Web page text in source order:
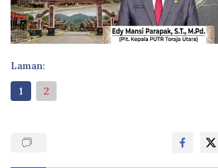
Laman:
1
2